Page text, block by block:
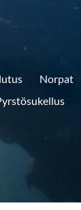
Norpat